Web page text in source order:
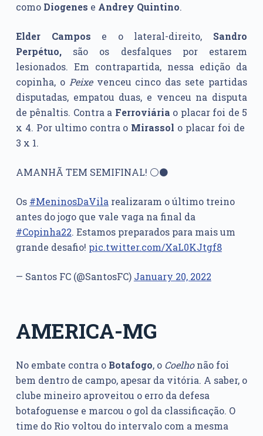
como Diogenes e Andrey Quintino.
Elder Campos e o lateral-direito, Sandro
Perpétuo,são os desfalques por estarem
lesionados. Em contrapartida, nessa edição da
copinha, o Peixevenceu cinco das sete partidas
disputadas, empatou duas, e venceu na disputa
de pênaltis. Contra a Ferroviária o placar foi de 5
x 4. Por ultimo contra o Mirassol o placar foi de
3 x 1.
AMANHÃ TEM SEMIFINAL! ⚪⚫
Os #MeninosDaVilarealizaram o último treino
antes do jogo que vale vaga na final da
#Copinha22. Estamos preparados para mais um
grande desafio! pic.twitter.com/XaL0KJtgf8
— Santos FC (@SantosFC) January 20, 2022
AMERICA-MG
No embate contra o Botafogo, o Coelhonão foi
bem dentro de campo, apesar da vitória. A saber, o
clube mineiro aproveitou o erro da defesa
botafoguense e marcou o gol da classificação. O
time do Rio voltou do intervalo com a mesma